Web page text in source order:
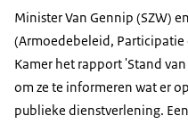
Minister Van Gennip (SZW)
(Armoedebeleid, Participatie
Kamer het rapport 'Stand
om ze te informeren wat er
publieke dienstverlening.